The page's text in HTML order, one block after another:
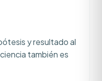
y resultado al
también es